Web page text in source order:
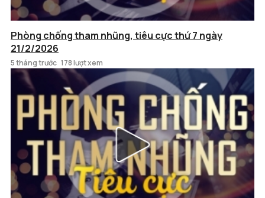
Phòng chống tham nhũng, tiêu cực thứ 7 ngày
21/2/2026
5 tháng trước 178 lượt xem